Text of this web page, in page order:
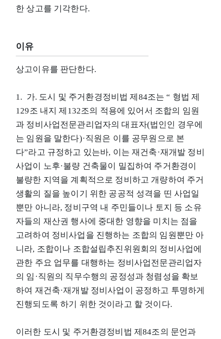
한 상고를 기각한다.
이유
상고이유를 판단한다.
1. 가. 도시 및 주거환경정비법 제84조는 “ 형법 제
129조 내지 제132조의 적용에 있어서 조합의 임원
과 정비사업전문관리업자의 대표자(법인인 경우에
는 임원을 말한다)·직원은 이를 공무원으로 본
다”라고 규정하고 있는바, 이는 재건축·재개발 정비
사업이 노후·불량 건축물이 밀집하여 주거환경이
불량한 지역을 계획적으로 정비하고 개량하여 주거
생활의 질을 높이기 위한 공공적 성격을 띤 사업일
뿐만 아니라, 정비구역 내 주민들이나 토지 등 소유
자들의 재산권 행사에 중대한 영향을 미치는 점을
고려하여 정비사업을 진행하는 조합의 임원뿐만 아
니라, 조합이나 조합설립추진위원회의 정비사업에
관한 주요 업무를 대행하는 정비사업전문관리업자
의 임·직원의 직무수행의 공정성과 청렴성을 확보
하여 재건축·재개발 정비사업이 공정하고 투명하게
진행되도록 하기 위한 것이라고 할 것이다.
이러한 도시 및 주거환경정비법 제84조의 문언과